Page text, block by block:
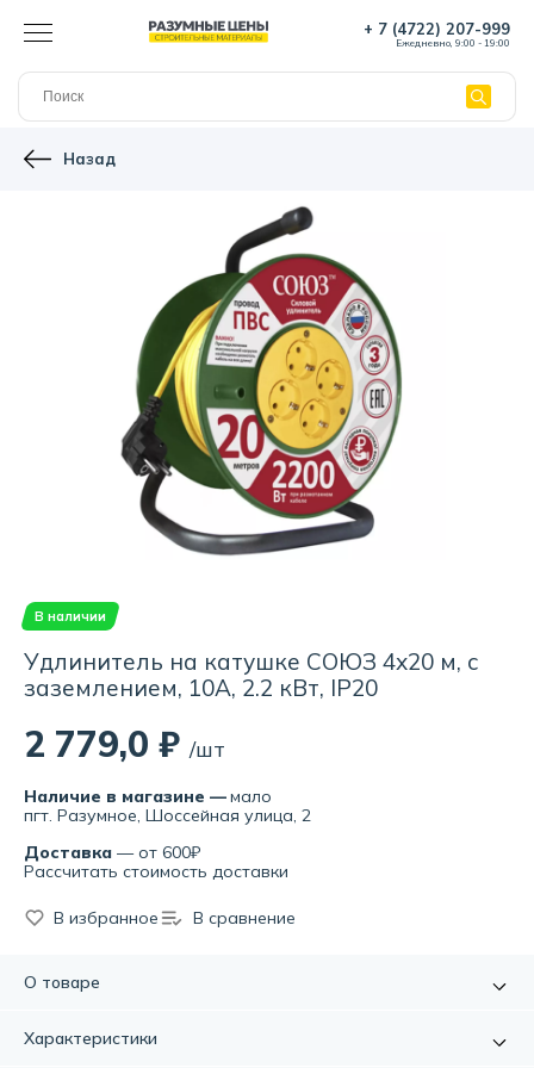
+ 7 (4722) 207-999
Ежедневно, 9:00 - 19:00
Назад
В наличии
Удлинитель на катушке СОЮЗ 4х20 м, с
заземлением, 10А, 2.2 кВт, IP20
2 779,0 ₽ /шт
Наличие в магазине —мало
пгт. Разумное, Шоссейная улица, 2
Доставка — от 600₽
Рассчитать стоимость доставки
В избранное В сравнение
О товаре
сети в том случае, если электророзетка расположена на
Характеристики